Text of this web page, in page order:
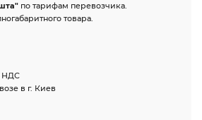
по тарифам перевозчика.
товара.
НДС
в г. Киев